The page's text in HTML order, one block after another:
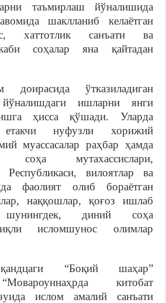
таъмирлаш йўналишида
шаклланиб келаётган
хаттотлик санъати ва
соҳалар яна қайтадан
ўтказиладиган
ишларни янги
ҳисса қўшади. Уларда
нуфузли хорижий
муассасалар раҳбар ҳамда
соҳа мутахассислари,
Республикаси, вилоятлар ва
фаолият олиб бораётган
наққошлар, қоғоз ишлаб
шунингдек, диний соҳа
исломшунос олимлар
“Боқий шаҳар”
китобат
ислом амалий санъати